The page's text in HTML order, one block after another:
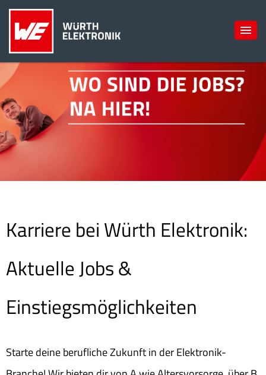
Karriere bei Würth Elektronik:
Aktuelle Jobs &
Einstiegsmöglichkeiten
Starte deine berufliche Zukunft in der Elektronik-